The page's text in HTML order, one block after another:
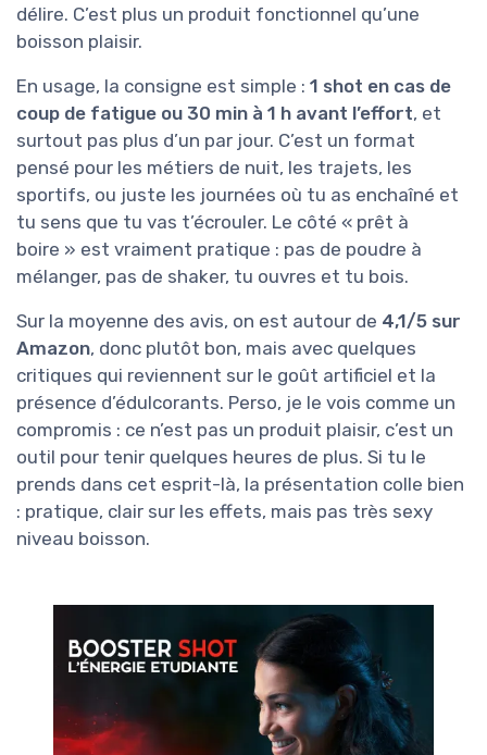
délire. C’est plus un produit fonctionnel qu’une
boisson plaisir.
En usage, la consigne est simple : 1 shot en cas de
coup de fatigue ou 30 min à 1 h avant l’effort, et
surtout pas plus d’un par jour. C’est un format
pensé pour les métiers de nuit, les trajets, les
sportifs, ou juste les journées où tu as enchaîné et
tu sens que tu vas t’écrouler. Le côté « prêt à
boire » est vraiment pratique : pas de poudre à
mélanger, pas de shaker, tu ouvres et tu bois.
Sur la moyenne des avis, on est autour de 4,1/5 sur
Amazon, donc plutôt bon, mais avec quelques
critiques qui reviennent sur le goût artificiel et la
présence d’édulcorants. Perso, je le vois comme un
compromis : ce n’est pas un produit plaisir, c’est un
outil pour tenir quelques heures de plus. Si tu le
prends dans cet esprit-là, la présentation colle bien
: pratique, clair sur les effets, mais pas très sexy
niveau boisson.